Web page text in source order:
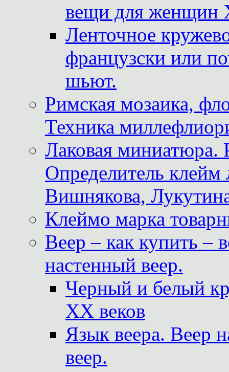
вещи для женщин
Ленточное
французски или
шьют.
Римская мозаика,
Техника
Лаковая миниатюра.
Определитель
Вишнякова,
Клеймо марка
Веер – как купить –
настенный веер.
Черный и белый
XX веков
Язык веера. Веер
веер.